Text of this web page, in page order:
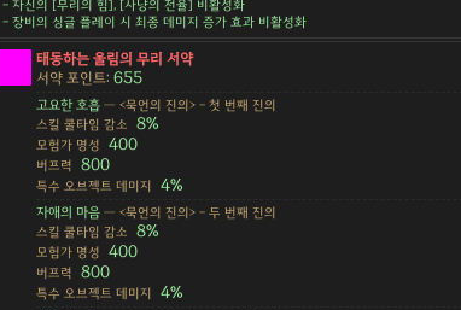
- 자신의 [무리의 힘], [사냥의 전율] 비활성화
- 장비의 싱글 플레이 시 최종 데미지 증가 효과 비활성화
태동하는 울림의 무리 서약
서약 포인트: 655
고요한 호흡 — <묵언의 진의> - 첫 번째 진의
스킬 쿨타임 감소 8%
모험가 명성 400
버프력 800
특수 오브젝트 데미지 4%
자애의 마음 — <묵언의 진의> - 두 번째 진의
스킬 쿨타임 감소 8%
모험가 명성 400
버프력 800
특수 오브젝트 데미지 4%